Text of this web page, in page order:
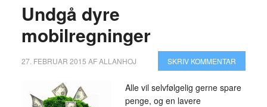
Undgå dyre
mobilregninger
27. FEBRUAR 2015 AFALLANHOJ SKRIV KOMMENTAR
Alle vil selvfølgelig gerne spare
penge, og en lavere